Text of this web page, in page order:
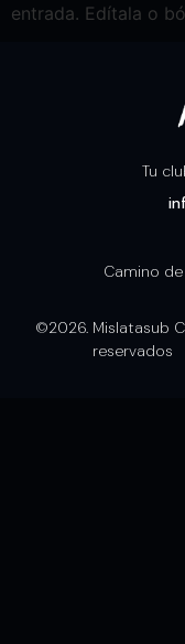
entrada. Edítala o
Tu
Camino
©2026. Mislatasub
reservados